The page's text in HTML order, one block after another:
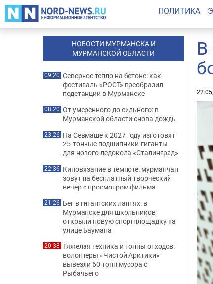
ПОЛИТИКА
В
НОВОСТИ МУРМАНСКА И
МУРМАНСКОЙ ОБЛАСТИ
09:20 Северное тепло на бетоне: как
фестиваль «РОСТ» преобразил
подстанции в Мурманске
08:20 От умеренного до сильного: в
Мурманской области снова дождь
23:26 На Севмаше к 2027 году изготовят
25-тонные подшипники-гиганты
для нового ледокола «Сталинград»
22:36 Киновязание в темноте: мурманчан
зовут на бесплатный творческий
вечер с просмотром фильма
21:26 Бег в гигантских лаптях: в
Мурманске для школьников
открыли новую спортплощадку на
улице Баумана
20:38 Тяжелая техника и тонны отходов:
волонтеры «Чистой Арктики»
вывезли 60 тонн мусора с
Рыбачьего